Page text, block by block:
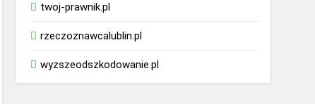
twoj-prawnik.pl
rzeczoznawcalublin.pl
wyzszeodszkodowanie.pl